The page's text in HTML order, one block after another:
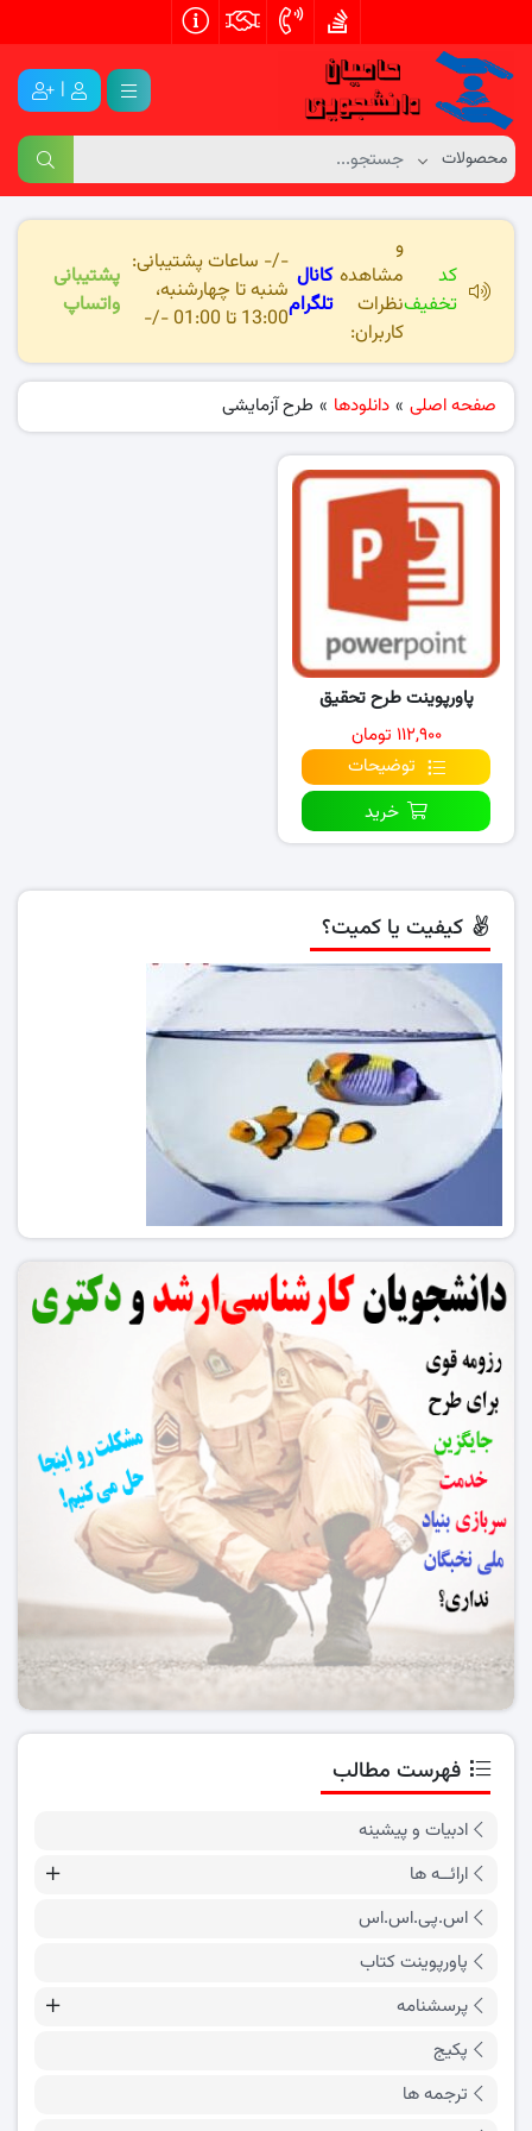
|
کد
تخفیف
و
مشاهده
نظرات
کاربران:
کانال
تلگرام
-/- ساعات پشتیبانی:
شنبه تا چهارشنبه،
13:00 تا 01:00 -/-
پشتیبانی
واتساپ
صفحه اصلی » دانلودها » طرح آزمایشی
پاورپوینت طرح تحقیق
۱۱۲,۹۰۰ تومان
توضیحات
خرید
کیفیت یا کمیت؟
فهرست مطالب
ادبیات و پیشینه
ارائــه ها
اس.پی.اس.اس
پاورپوینت کتاب
پرسشنامه
پکیج
ترجمه ها